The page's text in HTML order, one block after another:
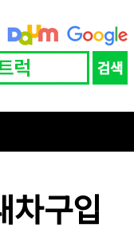
차구입